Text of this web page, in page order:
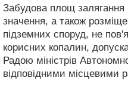
Забудова площ залягання
значення, а також
підземних споруд, не
корисних копалин,
Радою міністрів
відповідними місцевими